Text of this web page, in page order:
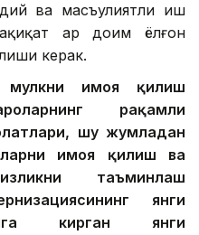
ва масъулиятли иш
ҳар доим ёлғон
керак.
ҳимоя қилиш
рақамли
шу жумладан
ҳимоя қилиш ва
таъминлаш
янги
кирган янги